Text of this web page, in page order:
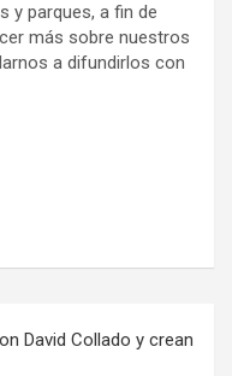
y parques, a fin de
más sobre nuestros
a difundirlos con
David Collado y crean